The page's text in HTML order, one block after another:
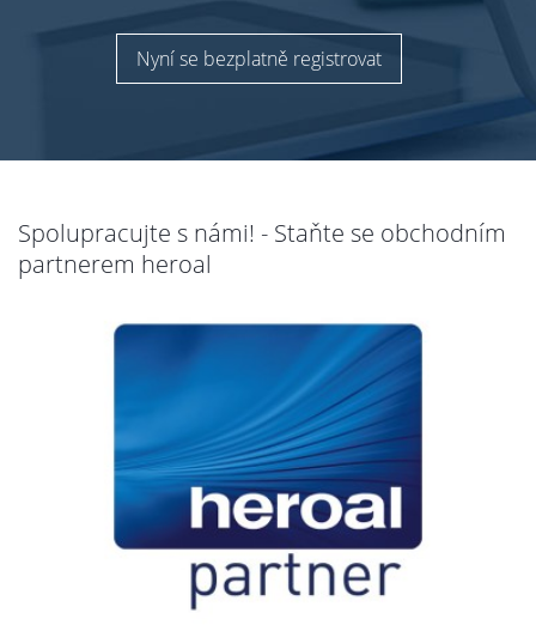
Nyní se bezplatně registrovat
Spolupracujte s námi! - Staňte se obchodním
partnerem heroal